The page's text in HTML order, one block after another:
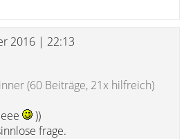
2016 | 22:13
(60 Beiträge, 21x hilfreich)
))
frage.